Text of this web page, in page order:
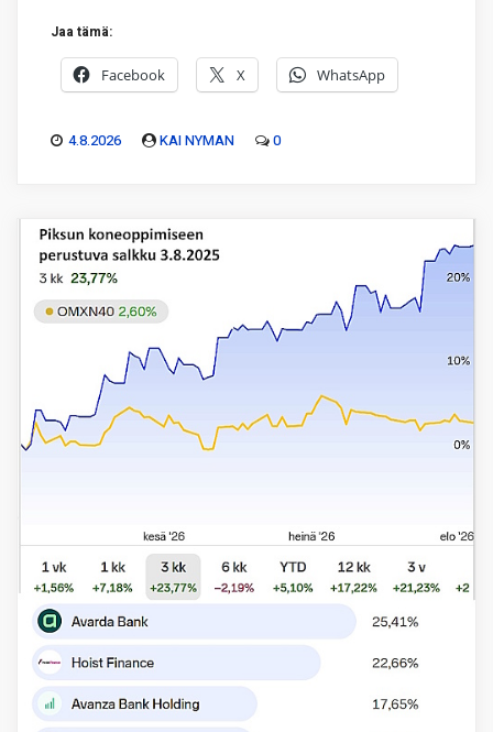
Jaa tämä:
Facebook X WhatsApp
4.8.2026 KAI NYMAN 0